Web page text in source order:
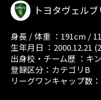
トヨタヴェル
身長 / 体重 ：191cm /
生年月日 ：2000.12.21
出身校・チーム歴 ：キ
登録区分：カテゴリB
リーグワンキャップ数